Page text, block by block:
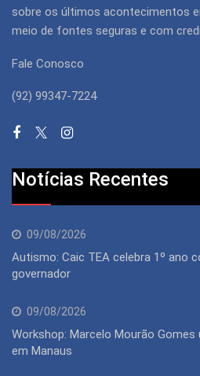
sobre os últimos acontecimentos
meio de fontes seguras e com
Fale Conosco
(92) 99347-7224
Notícias Recentes
09/08/2026
Autismo: Caic TEA celebra 1º ano
governador
09/08/2026
Workshop: Marcelo Mourão
em Manaus